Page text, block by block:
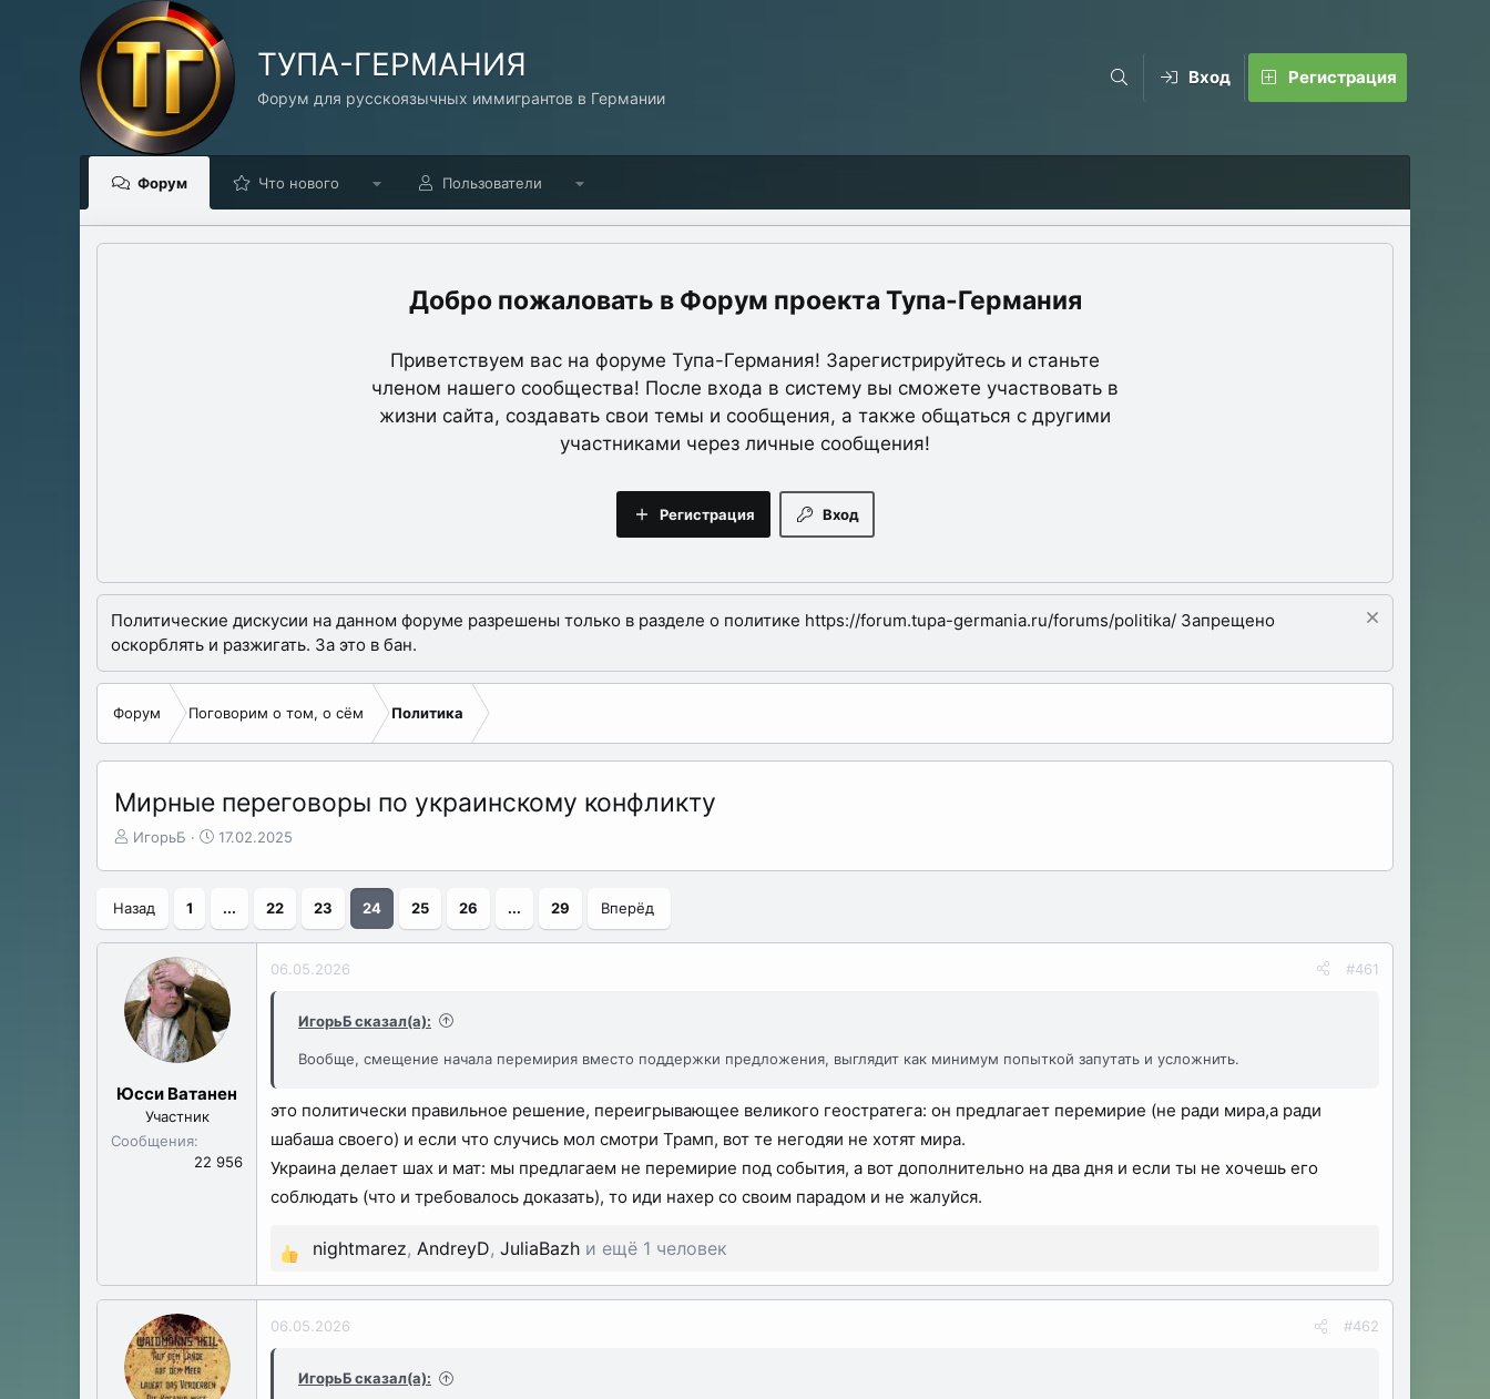
TУПА-ГЕРМАНИЯ
Форум для русскоязычных иммигрантов в Германии
Вход Регистрация
Форум Что нового Пользователи
Форум проекта Тупа-Германия
Приветствуем вас на форуме Тупа-Германия! Зарегистрируйтесь и станьте
членом нашего сообщества! После входа в систему вы сможете участвовать в
жизни сайта, создавать свои темы и сообщения, а также общаться с другими
участниками через личные сообщения!
Вход
Регистрация
Политические дискусии на данном форуме разрешены только в разделе о политике https://forum.tupa-germania.ru/forums/politika/ Запрещено
оскорблять и разжигать. За это в бан.
Форум Поговорим о том, о сём Политика
Мирные переговоры по украинскому конфликту
А
р
т
м
ы
ИгорьБ
Д
а
а
а
17.02.2025
Назад 1 ... 22 23 24 25 26 ... 29 Вперёд
Юсси Ватанен
Участник
Сообщения
22 956
06.05.2026 #461
ИгорьБ сказал(а):
Вообще, смещение начала перемирия вместо поддержки предложения, выглядит как минимум попыткой запутать и усложнить.
это политически правильное решение, переигрывающее великого геостратега: он предлагает перемирие (не ради мира,а ради
шабаша своего) и если что случись мол смотри Трамп, вот те негодяи не хотят мира.
Украина делает шах и мат: мы предлагаем не перемирие под события, а вот дополнительно на два дня и если ты не хочешь его
соблюдать (что и требовалось доказать), то иди нахер со своим парадом и не жалуйся.
Р
е
nightmarez, AndreyD, JuliaBazh и ещё 1 человек
06.05.2026 #462
ИгорьБ сказал(а):